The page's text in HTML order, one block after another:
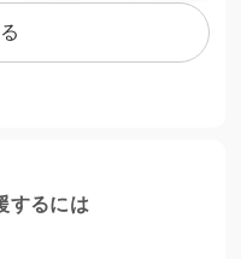
するには